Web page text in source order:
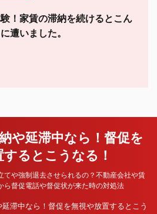
！家賃の滞納を続けるとこん
遭いました。
や延滞中なら！督促を
るとこうなる！
てや強制退去させられるの？不動産会社や賃
ら督促電話や督促状が来た時の対処法
滞中なら！督促を無視や放置するとこう